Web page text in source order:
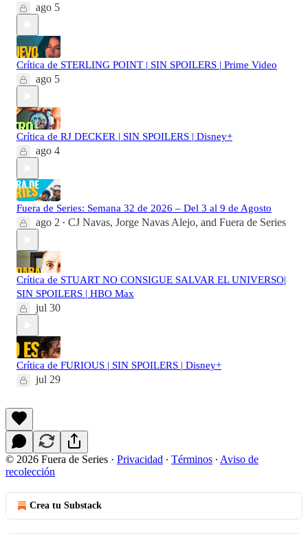
ago 5
Crítica de STERLING POINT | SIN SPOILERS | Prime Video
ago 5
Crítica de RJ DECKER | SIN SPOILERS | Disney+
ago 4
Fuera de Series: Semana 32 de 2026 – Del 3 al 9 de Agosto
ago 2 • CJ Navas, Jorge Navas Alejo, and Fuera de Series
Crítica de STUART NO CONSIGUE SALVAR EL UNIVERSO|
SIN SPOILERS | HBO Max
jul 30
Crítica de FURIOUS | SIN SPOILERS | Disney+
jul 29
© 2026 Fuera de Series · Privacidad ∙ Términos ∙ Aviso de
recolección
Crea tu Substack